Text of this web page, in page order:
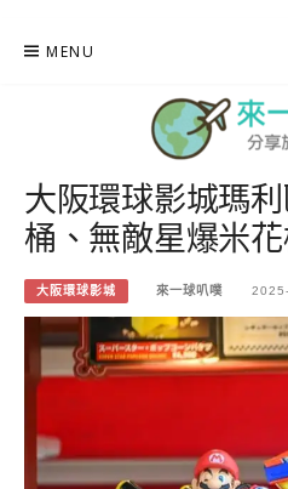
MENU
來一球叭噗
分享日本自助部落格
大阪環球影城瑪
桶、無敵星爆米
大阪環球影城 來一球叭噗